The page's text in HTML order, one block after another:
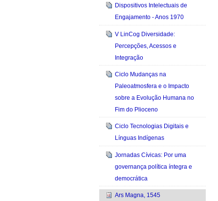
Dispositivos Intelectuais de
Engajamento - Anos 1970
V LinCog Diversidade:
Percepções, Acessos e
Integração
Ciclo Mudanças na
Paleoatmosfera e o Impacto
sobre a Evolução Humana no
Fim do Plioceno
Ciclo Tecnologias Digitais e
Línguas Indígenas
Jornadas Cívicas: Por uma
governança política íntegra e
democrática
Ars Magna, 1545